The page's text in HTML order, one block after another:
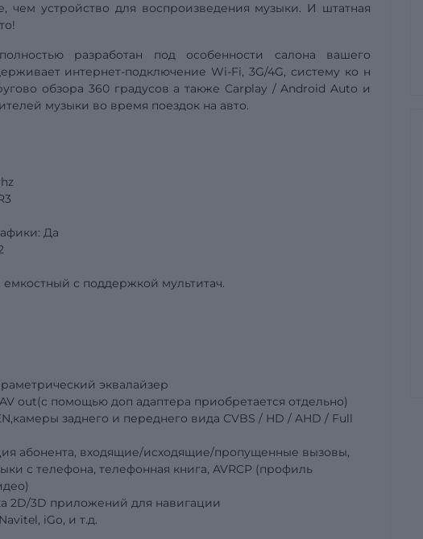
чем устройство для воспроизведения музыки. И штатная
разработан под особенности салона вашего
интернет-подключение Wi-Fi, 3G/4G, систему ко н
обзора 360 градусов а также Carplay / Android Auto и
музыки во время поездок на авто.
Да
с поддержкой мультитач.
эквалайзер
AV out(с помощью доп адаптера приобретается отдельно)
заднего и переднего вида CVBS / HD / AHD / Full
абонента, входящие/исходящие/пропущенные вызовы,
с телефона, телефонная книга, AVRCP (профиль
2D/3D приложений для навигации
iGo, и т.д.